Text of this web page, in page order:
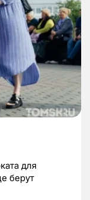
для
берут